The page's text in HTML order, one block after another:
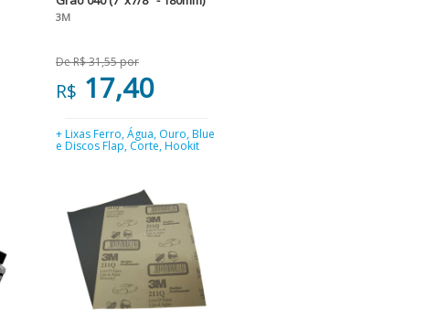
3M
De R$ 31,55 por
R$ 17,40
+ Lixas Ferro, Água, Ouro, Blue
e Discos Flap, Corte, Hookit